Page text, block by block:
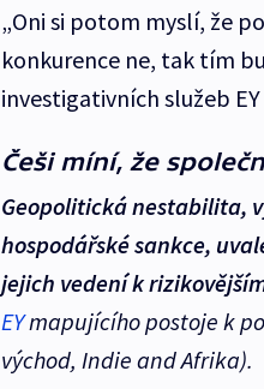
„Oni si potom myslí, že
konkurence ne, tak tím
investigativních služeb EY
Češi míní, že
Geopolitická nestabilita,
hospodářské sankce,
jejich vedení k
EYmapujícího postoje k
východ, Indie and Afrika).